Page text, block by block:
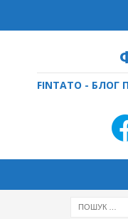
FINTATO - БЛОГ